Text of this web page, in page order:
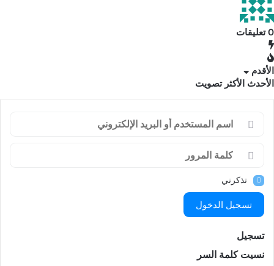
0تعليقات
الأقدم
الأحدث الأكثر تصويت
تذكرني
تسجيل الدخول
تسجيل
نسيت كلمة السر